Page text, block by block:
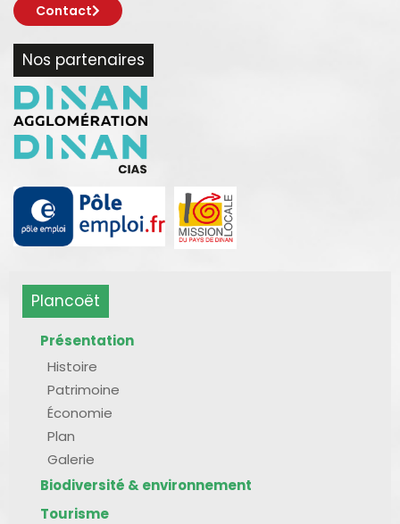
Contact
Nos partenaires
Plancoët
Présentation
Histoire
Patrimoine
Économie
Plan
Galerie
Biodiversité & environnement
Tourisme